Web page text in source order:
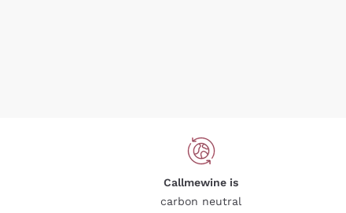
Callmewine is
carbon neutral